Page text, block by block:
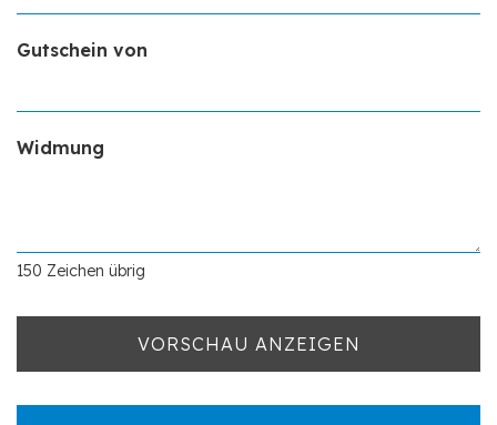
Gutschein von
Widmung
150 Zeichen übrig
VORSCHAU ANZEIGEN